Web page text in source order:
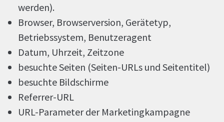
werden).
Browser, Browserversion, Gerätetyp,
Betriebssystem, Benutzeragent
Datum, Uhrzeit, Zeitzone
besuchte Seiten (Seiten-URLs und Seitentitel)
besuchte Bildschirme
Referrer-URL
URL-Parameter der Marketingkampagne